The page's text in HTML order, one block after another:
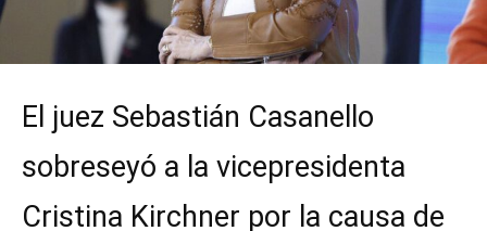
El juez Sebastián Casanello
sobreseyó a la vicepresidenta
Cristina Kirchner por la causa de